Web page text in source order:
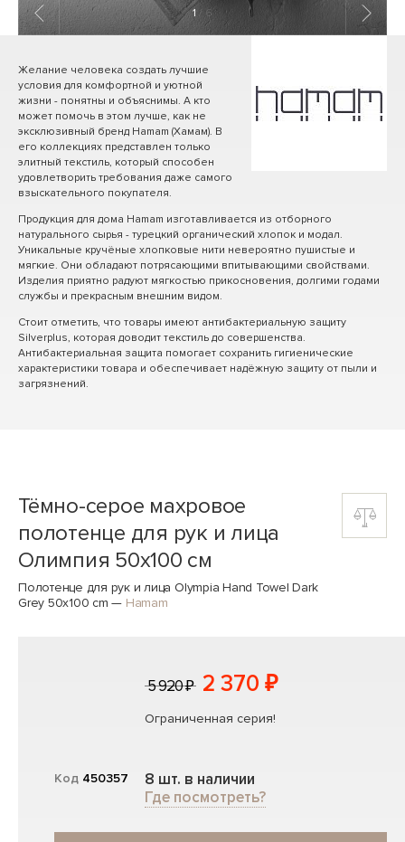
1 / 6
Желание человека создать лучшие
условия для комфортной и уютной
жизни - понятны и объяснимы. А кто
может помочь в этом лучше, как не
эксклюзивный бренд Hamam (Хамам). В
его коллекциях представлен только
элитный текстиль, который способен
удовлетворить требования даже самого
взыскательного покупателя.
Продукция для дома Hamam изготавливается из отборного
натурального сырья - турецкий органический хлопок и модал.
Уникальные кручёные хлопковые нити невероятно пушистые и
мягкие. Они обладают потрясающими впитывающими свойствами.
Изделия приятно радуют мягкостью прикосновения, долгими годами
службы и прекрасным внешним видом.
Стоит отметить, что товары имеют антибактериальную защиту
Silverplus, которая доводит текстиль до совершенства.
Антибактериальная защита помогает сохранить гигиенические
характеристики товара и обеспечивает надёжную защиту от пыли и
загрязнений.
Тёмно-серое махровое
полотенце для рук и лица
Олимпия 50x100 см
Полотенце для рук и лица Olympia Hand Towel Dark
Grey 50x100 cm — Hamam
Код 450357
5 920 ₽ 2 370 ₽
Ограниченная серия!
8 шт. в наличии
Где посмотреть?